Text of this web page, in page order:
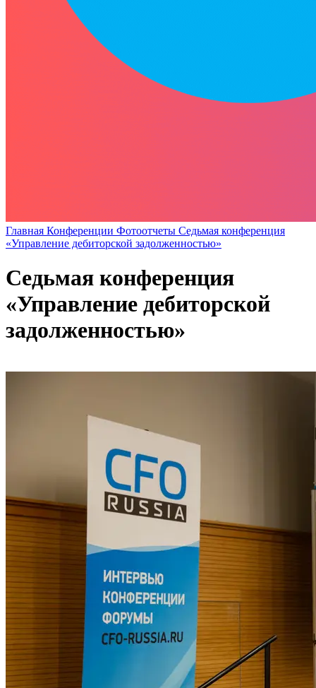
Главная Конференции Фотоотчеты Седьмая конференция
«Управление дебиторской задолженностью»
Седьмая конференция
«Управление дебиторской
задолженностью»